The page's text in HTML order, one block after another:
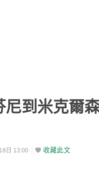
尼到米克爾
日 13:00 收藏此文